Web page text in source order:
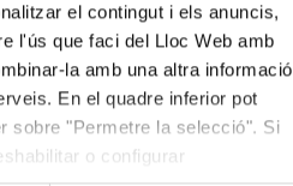
el contingut i els anuncis,
l'ús que faci del Lloc Web amb
la amb una altra informació
En el quadre inferior pot
sobre "Permetre la selecció". Si
o configurar